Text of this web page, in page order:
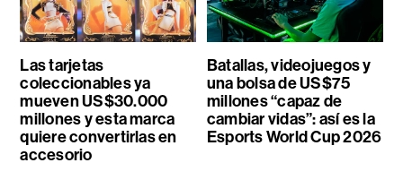
Las tarjetas
coleccionables ya
mueven US$30.000
millones y esta marca
quiere convertirlas en
accesorio
Batallas, videojuegos y
una bolsa de US$75
millones “capaz de
cambiar vidas”: así es la
Esports World Cup 2026